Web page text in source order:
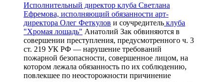
Исполнительный директор клуба Светлана
Ефремова, исполняющий обязанности арт-
директора Олег Феткулов и соучредитель клуба
"Хромая лошадь" Анатолий Зак обвиняются в
совершении преступления, предусмотренного ч. 3
ст. 219 УК РФ — нарушение требований
пожарной безопасности, совершенное лицом, на
котором лежала обязанность по их соблюдению,
повлекшее по неосторожности причинение